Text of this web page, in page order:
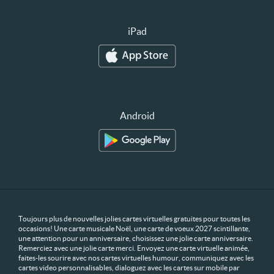
iPad
Android
Toujours plus de nouvelles jolies cartes virtuelles gratuites pour toutes les
occasions! Une carte musicale Noël, une carte de voeux 2027 scintillante,
une attention pour un anniversaire, choisissez une jolie carte anniversaire.
Remerciez avec une jolie carte merci. Envoyez une carte virtuelle animée,
faites-les sourire avec nos cartes virtuelles humour, communiquez avec les
cartes video personnalisables, dialoguez avec les cartes sur mobile par